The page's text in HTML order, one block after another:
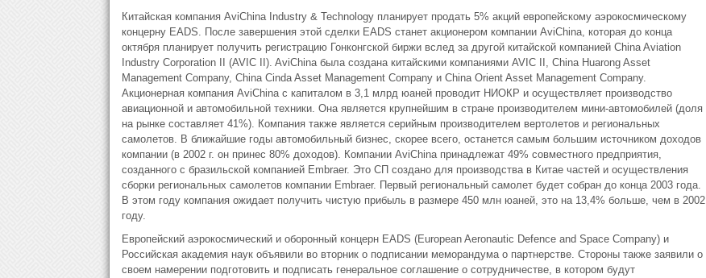
Китайская компания AviChina Industry & Technology планирует продать 5% акций европейскому аэрокосмическому
концерну EADS. После завершения этой сделки EADS станет акционером компании AviChina, которая до конца
октября планирует получить регистрацию Гонконгской биржи вслед за другой китайской компанией China Aviation
Industry Corporation II (AVIC II). AviChina была создана китайскими компаниями AVIC II, China Huarong Asset
Management Company, China Cinda Asset Management Company и China Orient Asset Management Company.
Акционерная компания AviChina с капиталом в 3,1 млрд юаней проводит НИОКР и осуществляет производство
авиационной и автомобильной техники. Она является крупнейшим в стране производителем мини-автомобилей (доля
на рынке составляет 41%). Компания также является серийным производителем вертолетов и региональных
самолетов. В ближайшие годы автомобильный бизнес, скорее всего, останется самым большим источником доходов
компании (в 2002 г. он принес 80% доходов). Компании AviChina принадлежат 49% совместного предприятия,
созданного с бразильской компанией Embraer. Это СП создано для производства в Китае частей и осуществления
сборки региональных самолетов компании Embraer. Первый региональный самолет будет собран до конца 2003 года.
В этом году компания ожидает получить чистую прибыль в размере 450 млн юаней, это на 13,4% больше, чем в 2002
году.
Европейский аэрокосмический и оборонный концерн EADS (European Aeronautic Defenсe and Space Company) и
Российская академия наук объявили во вторник о подписании меморандума о партнерстве. Стороны также заявили о
своем намерении подготовить и подписать генеральное соглашение о сотрудничестве, в котором будут